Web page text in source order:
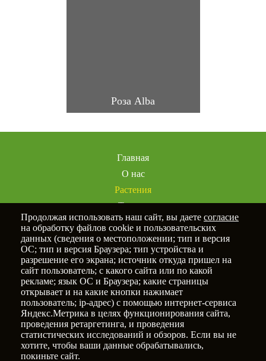
Роза Alba
Главная
О нас
Растения
Товары
Услуги
Портфолио
Статьи
Контакты
Политика конфиденциальности
© 2025Новый Сад
Продолжая использовать наш сайт, вы даете согласие
на обработку файлов cookie и пользовательских
данных (сведения о местоположении; тип и версия
ОС; тип и версия Браузера; тип устройства и
разрешение его экрана; источник откуда пришел на
сайт пользователь; с какого сайта или по какой
рекламе; язык ОС и Браузера; какие страницы
открывает и на какие кнопки нажимает
пользователь; ip-адрес) с помощью интернет-сервиса
Яндекс.Метрика в целях функционирования сайта,
проведения ретаргетинга, и проведения
статистических исследований и обзоров. Если вы не
хотите, чтобы ваши данные обрабатывались,
покиньте сайт.